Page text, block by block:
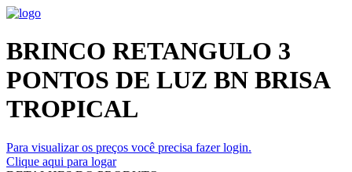
BRINCO RETANGULO 3
PONTOS DE LUZ BN BRISA
TROPICAL
Para visualizar os preços você precisa fazer login.
Clique aqui para logar